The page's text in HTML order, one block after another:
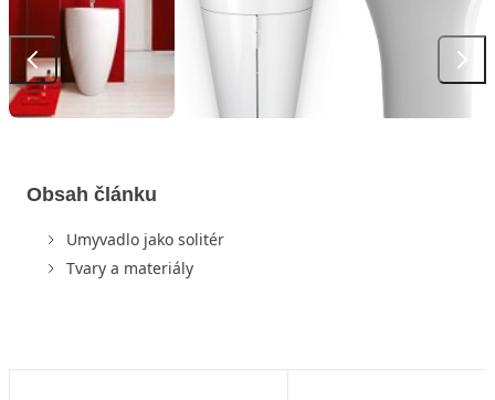
Obsah článku
Umyvadlo jako solitér
Tvary a materiály